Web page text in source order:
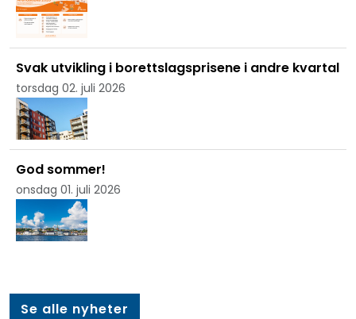
Svak utvikling i borettslagsprisene i andre kvartal
torsdag 02. juli 2026
God sommer!
onsdag 01. juli 2026
Se alle nyheter